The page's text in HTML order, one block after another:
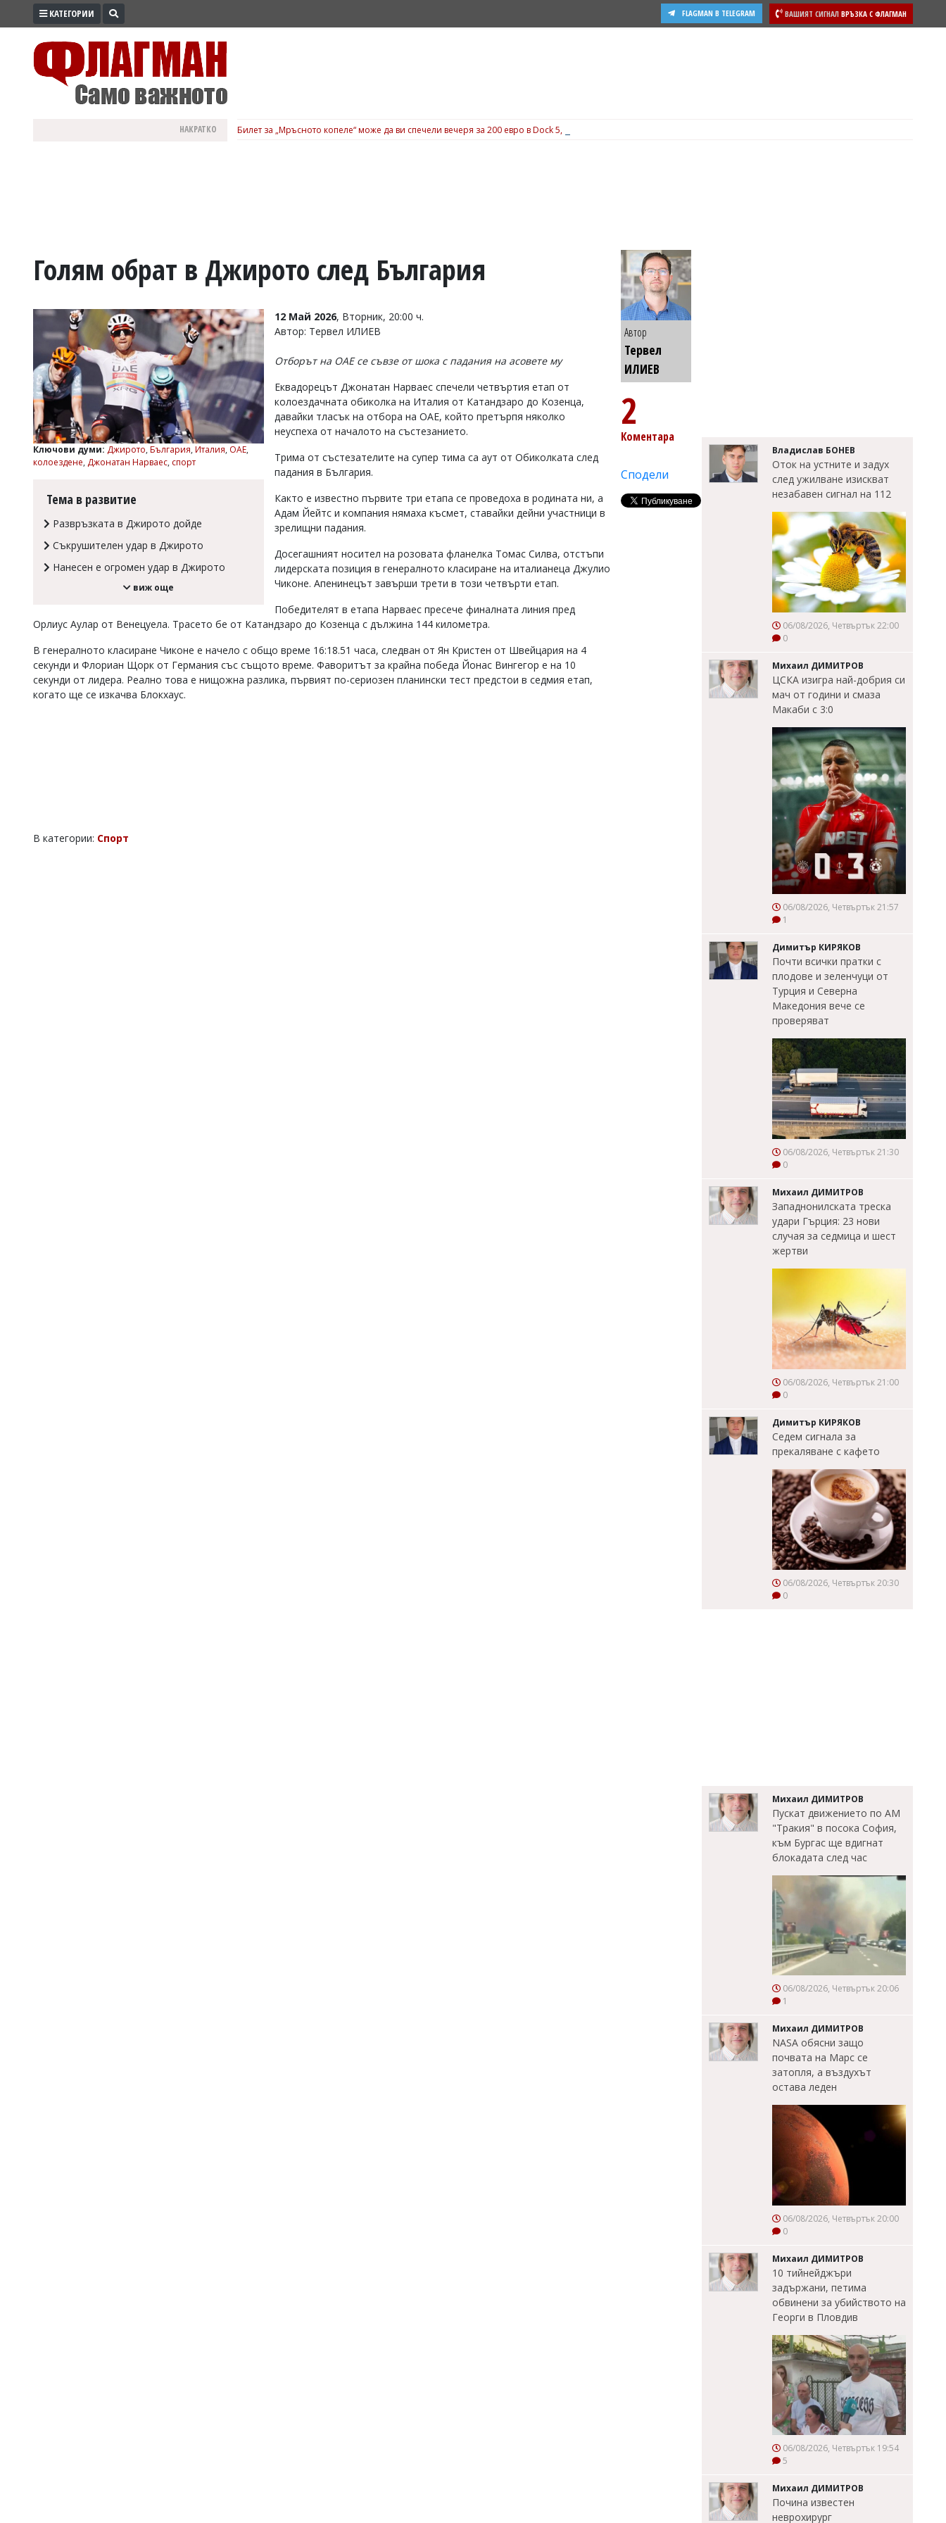
ПРОМО
ВОЙНАТА
УКРАЙНА
РАЗСЛЕДВАНЕ
БИЗНЕС
Управители:
Веселин
Василев,
v.vasilev@flagman.bg
Касабова,
k.kassabova@flagman.bg
редактор:
office@flagman.bg
Коментарите
статиите
въвеждат
откриете
КАТЕГОРИИ ВАШИЯТ СИГНАЛ ВРЪЗКА С ФЛАГМАН
FLAGMAN В TELEGRAM
НАКРАТКО Билет за „Мръсното копеле“ може да ви спечели вечеря за 200 евро в Dock 5, вижте подробности
Голям обрат в Джирото след България
Ключови думи: Джирото, България, Италия, ОАЕ,
колоездене, Джонатан Нарваес, спорт
Тема в развитие
Развръзката в Джирото дойде
Съкрушителен удар в Джирото
Нанесен е огромен удар в Джирото
виж още
12 Май 2026, Вторник, 20:00 ч.
Автор: Тервел ИЛИЕВ
Отборът на ОАЕ се съвзе от шока с падания на асовете му
Еквадорецът Джонатан Нарваес спечели четвъртия етап от
колоездачната oбиколка на Италия от Катандзаро до Козенца,
давайки тласък на отбора на OAE, който претърпя няколко
неуспеха от началото на състезанието.
Трима от състезателите на супер тима са аут от Обиколката след
падания в България.
Както е известно първите три етапа се проведоха в родината ни, а
Адам Йейтс и компания нямаха късмет, ставайки дейни участници в
зрелищни падания.
Досегашният носител на розовата фланелка Томас Силва, отстъпи
лидерската позиция в генералното класиране на италианеца Джулио
Чиконе. Апенинецът завърши трети в този четвърти етап.
Победителят в етапа Нарваес пресече финалната линия пред
Орлиус Аулар от Венецуела. Трасето бе от Катандзаро до Козенца с дължина 144 километра.
В генералното класиране Чиконе е начело с общо време 16:18.51 часа, следван от Ян Кристен от Швейцария на 4
секунди и Флориан Щорк от Германия със същото време. Фаворитът за крайна победа Йонас Вингегор е на 10
секунди от лидера. Реално това е нищожна разлика, първият по-сериозен планински тест предстои в седмия етап,
когато ще се изкачва Блокхаус.
В категории: Спорт
Автор
Тервел
ИЛИЕВ
2
Коментара
Сподели
Владислав БОНЕВ
Оток на устните и задух
след ужилване изискват
незабавен сигнал на 112
06/08/2026, Четвъртък 22:00
0
Михаил ДИМИТРОВ
ЦСКА изигра най-добрия си
мач от години и смаза
Макаби с 3:0
06/08/2026, Четвъртък 21:57
1
Димитър КИРЯКОВ
Почти всички пратки с
плодове и зеленчуци от
Турция и Северна
Македония вече се
проверяват
06/08/2026, Четвъртък 21:30
0
Михаил ДИМИТРОВ
Западнонилската треска
удари Гърция: 23 нови
случая за седмица и шест
жертви
06/08/2026, Четвъртък 21:00
0
Димитър КИРЯКОВ
Седем сигнала за
прекаляване с кафето
06/08/2026, Четвъртък 20:30
0
Михаил ДИМИТРОВ
Пускат движението по АМ
"Тракия" в посока София,
към Бургас ще вдигнат
блокадата след час
06/08/2026, Четвъртък 20:06
1
Михаил ДИМИТРОВ
NASA обясни защо
почвата на Марс се
затопля, а въздухът
остава леден
06/08/2026, Четвъртък 20:00
0
Михаил ДИМИТРОВ
10 тийнейджъри
задържани, петима
обвинени за убийството на
Георги в Пловдив
06/08/2026, Четвъртък 19:54
5
Михаил ДИМИТРОВ
Почина известен
неврохирург